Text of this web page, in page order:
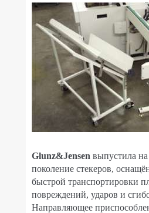
Glunz&Jensen выпустила
поколение стекеров,
быстрой транспортировки
повреждений, ударов и
Направляющее